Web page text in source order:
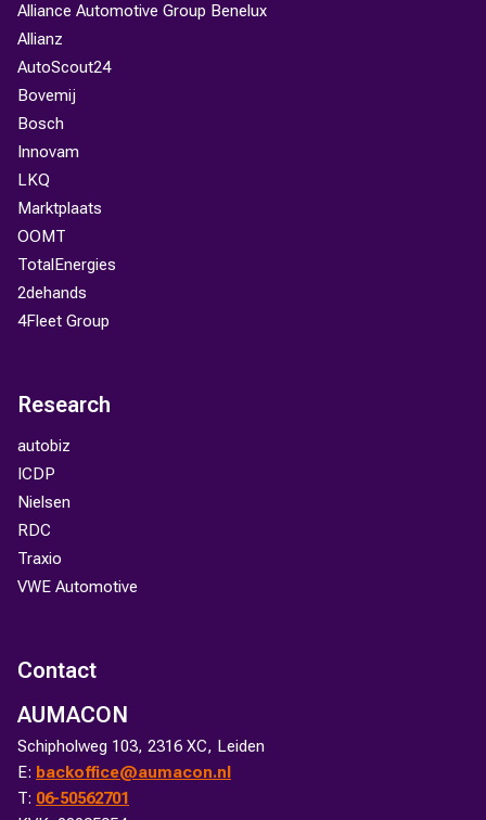
Alliance Automotive Group Benelux
Allianz
AutoScout24
Bovemij
Bosch
Innovam
LKQ
Marktplaats
OOMT
TotalEnergies
2dehands
4Fleet Group
Research
autobiz
ICDP
Nielsen
RDC
Traxio
VWE Automotive
Contact
AUMACON
Schipholweg 103, 2316 XC, Leiden
E: backoffice@aumacon.nl
T: 06-50562701